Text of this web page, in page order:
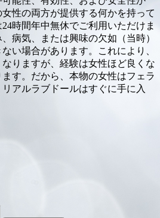
性の両方が提供する何かを持って
時間年中無休でご利用いただけま
病気、または興味の欠如（当時）
い場合があります。これにより、
りますが、経験は女性ほど良くな
す。だから、本物の女性はフェラ
アルラブドールはすぐに手に入